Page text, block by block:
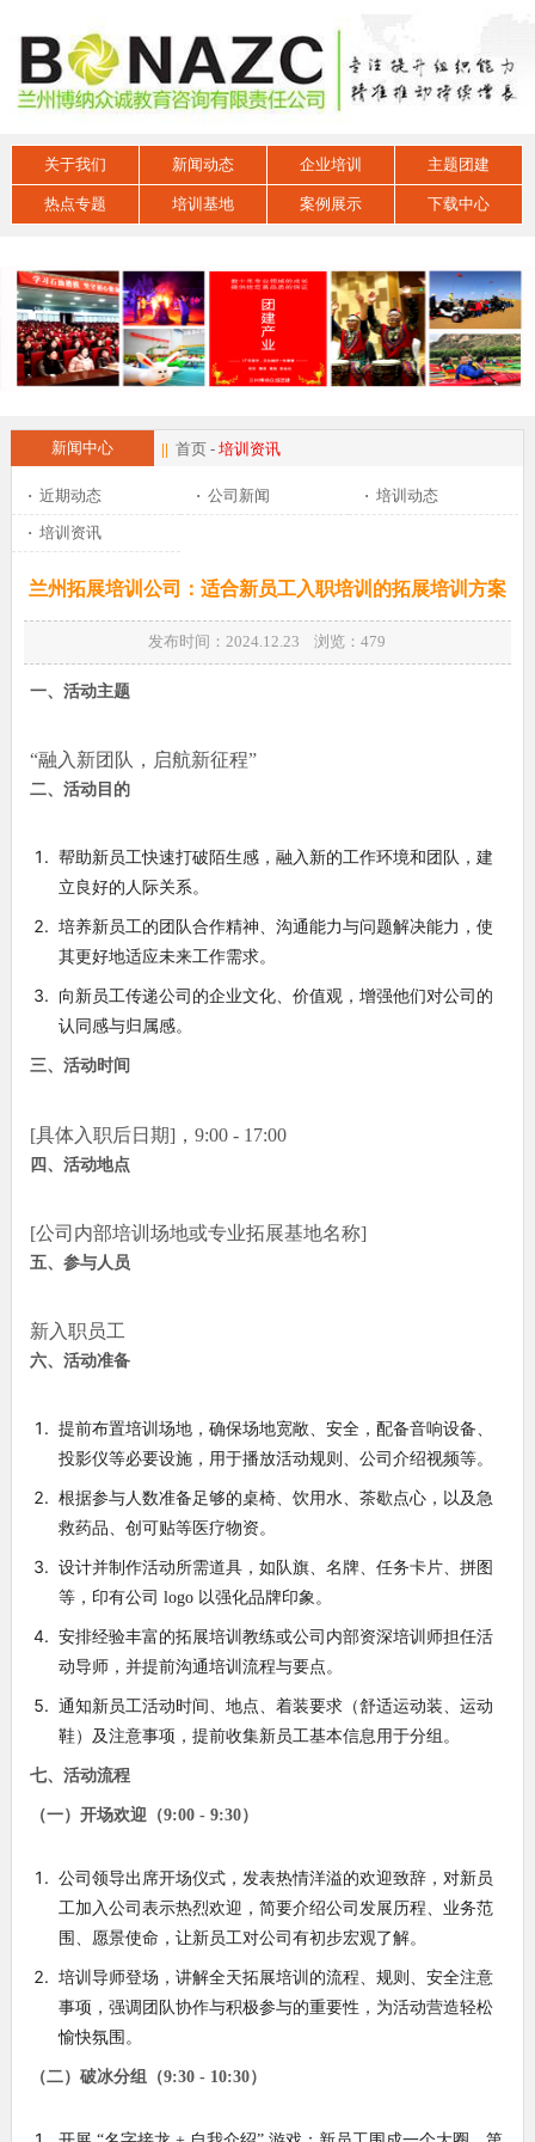
关于我们 新闻动态 企业培训 主题团建
热点专题 培训基地 案例展示 下载中心
新闻中心 || 首页- 培训资讯
· 近期动态 · 公司新闻 · 培训动态
· 培训资讯
兰州拓展培训公司：适合新员工入职培训的拓展培训方案
发布时间：2024.12.23 浏览：479
一、活动主题
“融入新团队，启航新征程”
二、活动目的
帮助新员工快速打破陌生感，融入新的工作环境和团队，建
立良好的人际关系。
培养新员工的团队合作精神、沟通能力与问题解决能力，使
其更好地适应未来工作需求。
向新员工传递公司的企业文化、价值观，增强他们对公司的
认同感与归属感。
三、活动时间
[具体入职后日期]，9:00 - 17:00
四、活动地点
[公司内部培训场地或专业拓展基地名称]
五、参与人员
新入职员工
六、活动准备
提前布置培训场地，确保场地宽敞、安全，配备音响设备、
投影仪等必要设施，用于播放活动规则、公司介绍视频等。
根据参与人数准备足够的桌椅、饮用水、茶歇点心，以及急
救药品、创可贴等医疗物资。
设计并制作活动所需道具，如队旗、名牌、任务卡片、拼图
等，印有公司 logo 以强化品牌印象。
安排经验丰富的拓展培训教练或公司内部资深培训师担任活
动导师，并提前沟通培训流程与要点。
通知新员工活动时间、地点、着装要求（舒适运动装、运动
鞋）及注意事项，提前收集新员工基本信息用于分组。
七、活动流程
（一）开场欢迎（9:00 - 9:30）
公司领导出席开场仪式，发表热情洋溢的欢迎致辞，对新员
工加入公司表示热烈欢迎，简要介绍公司发展历程、业务范
围、愿景使命，让新员工对公司有初步宏观了解。
培训导师登场，讲解全天拓展培训的流程、规则、安全注意
事项，强调团队协作与积极参与的重要性，为活动营造轻松
愉快氛围。
（二）破冰分组（9:30 - 10:30）